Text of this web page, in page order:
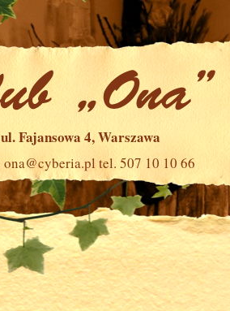
ul. Fajansowa 4, Warszawa
ona@cyberia.pltel. 507 10 10 66